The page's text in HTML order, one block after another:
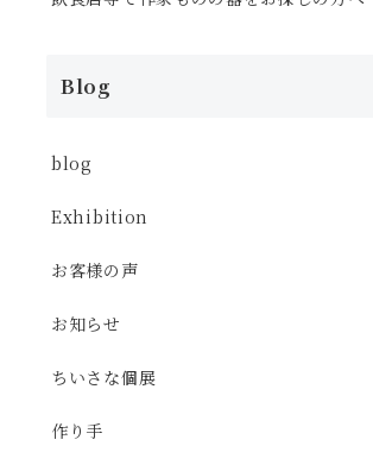
Blog
blog
Exhibition
お客様の声
お知らせ
ちいさな個展
作り手